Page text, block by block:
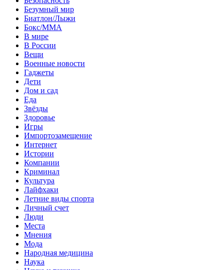
Безумный мир
Биатлон/Лыжи
Бокс/MMA
В мире
В России
Вещи
Военные новости
Гаджеты
Дети
Дом и сад
Еда
Звёзды
Здоровье
Игры
Импортозамещение
Интернет
Истории
Компании
Криминал
Культура
Лайфхаки
Летние виды спорта
Личный счет
Люди
Места
Мнения
Мода
Народная медицина
Наука